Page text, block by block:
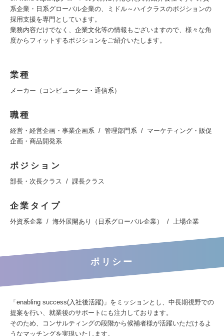
系企業・日系グローバル企業の、ミドル～ハイクラスのポジションの
採用支援を専門としています。
業務内容だけでなく、企業文化等の情報もございますので、様々な角
度からフィットするポジションをご紹介いたします。
業種
メーカー（コンピューター・通信系）
職種
経営・経営企画・事業企画系 管理部門系
マーケティング・販促
企画・商品開発系
ポジション
部長・次長クラス 課長クラス
企業タイプ
外資系企業 海外展開あり（日系グローバル企業） 上場企業
ポリシー
「enabling success(入社後活躍)」をミッションとし、中長期視野での
提案を行い、就業後のサポートにも注力しております。
そのため、コンサルティングの段階から候補者様が活躍いただけるよ
うなマッチングを実現いたします。